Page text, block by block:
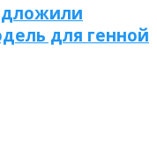
для генной